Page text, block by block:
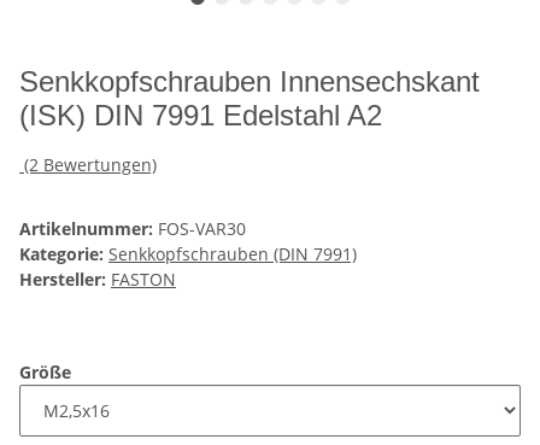
Senkkopfschrauben Innensechskant
(ISK) DIN 7991 Edelstahl A2
(2 Bewertungen)
Artikelnummer: FOS-VAR30
Kategorie: Senkkopfschrauben (DIN 7991)
Hersteller: FASTON
Größe